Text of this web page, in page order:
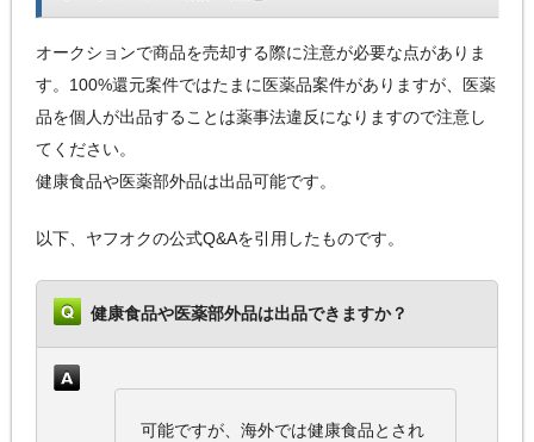
オークションで商品を売却する際に注意が必要な点がありま
す。100%還元案件ではたまに医薬品案件がありますが、医薬
品を個人が出品することは薬事法違反になりますので注意し
てください。
健康食品や医薬部外品は出品可能です。
以下、ヤフオクの公式Q&Aを引用したものです。
健康食品や医薬部外品は出品できますか？
可能ですが、海外では健康食品とされ